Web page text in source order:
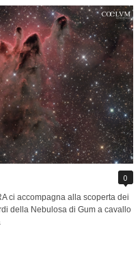
0
ci accompagna alla scoperta dei
della Nebulosa di Gum a cavallo